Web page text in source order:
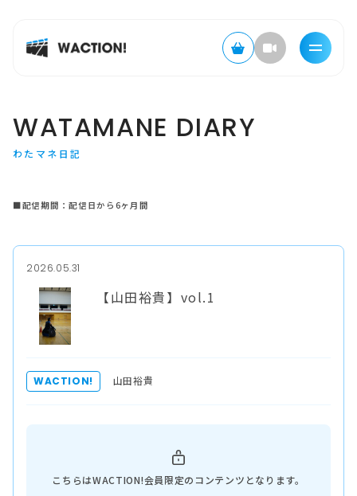
WATAMANE DIARY
わたマネ日記
■配信期間：配信日から6ヶ月間
2026.05.31
【山田裕貴】vol.1
WACTION! 山田裕貴
こちらはWACTION!会員限定のコンテンツとなります。